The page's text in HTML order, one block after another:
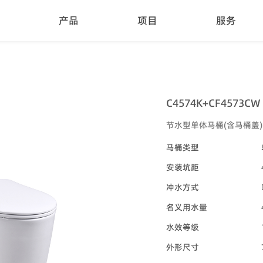
产品 项目 服务
C4574K+CF4573CW
节水型单体马桶(含马桶盖)
马桶类型
安装坑距
冲水方式
名义用水量
水效等级
外形尺寸